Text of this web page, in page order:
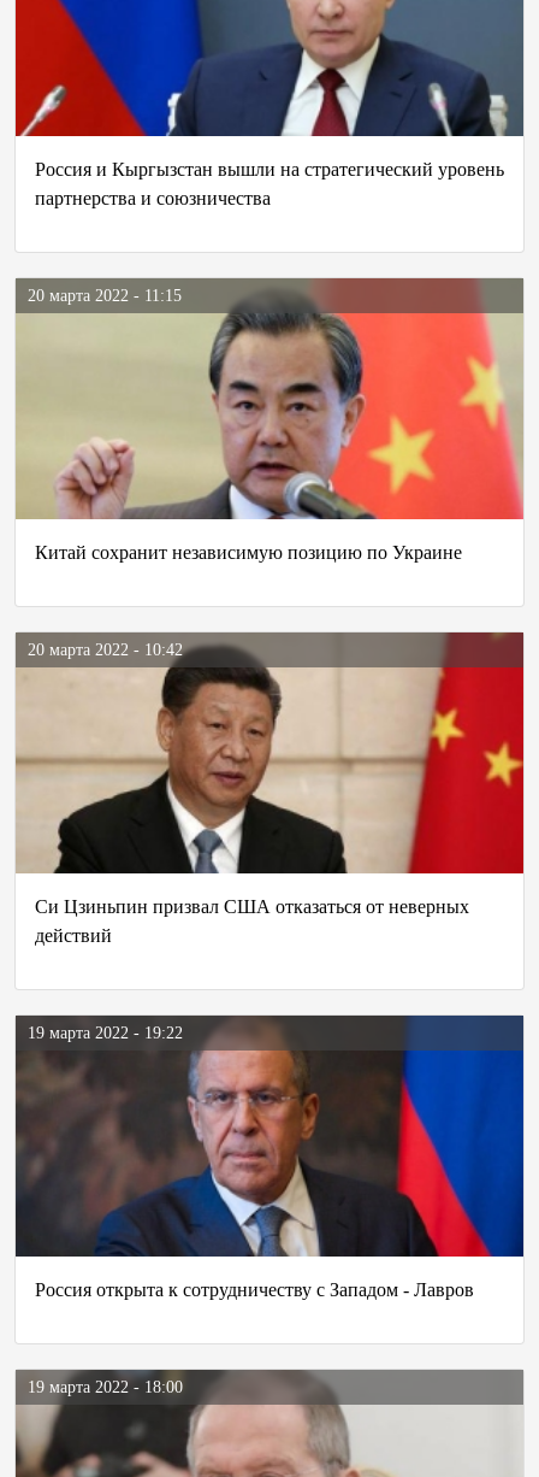
Россия и Кыргызстан вышли на стратегический уровень
партнерства и союзничества
20 марта 2022 - 11:15
Китай сохранит независимую позицию по Украине
20 марта 2022 - 10:42
Си Цзиньпин призвал США отказаться от неверных
действий
19 марта 2022 - 19:22
Россия открыта к сотрудничеству с Западом - Лавров
19 марта 2022 - 18:00